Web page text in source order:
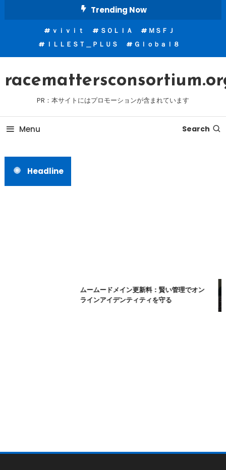
Trending Now
ｖｉｖｉｔ ＳＯＬＩＡ
ＭＳＦＪ
ＩＬＬＥＳＴ＿ＰＬＵＳ
Ｇｌｏｂａｌ８
PR：本サイトにはプロモーションが含まれています
Menu Search
Headline
ムームードメイン更新料：賢い管理でオン
ラインアイデンティティを守る